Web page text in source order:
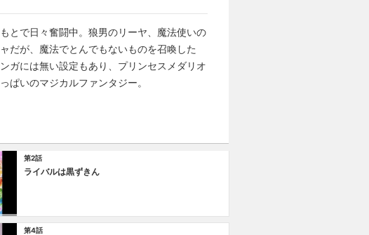
とで日々奮闘中。狼男のリーヤ、魔法使いの
だが、魔法でとんでもないものを召喚した
ガには無い設定もあり、プリンセスメダリオ
ぱいのマジカルファンタジー。
第2話
ライバルは黒ずきん
第4話